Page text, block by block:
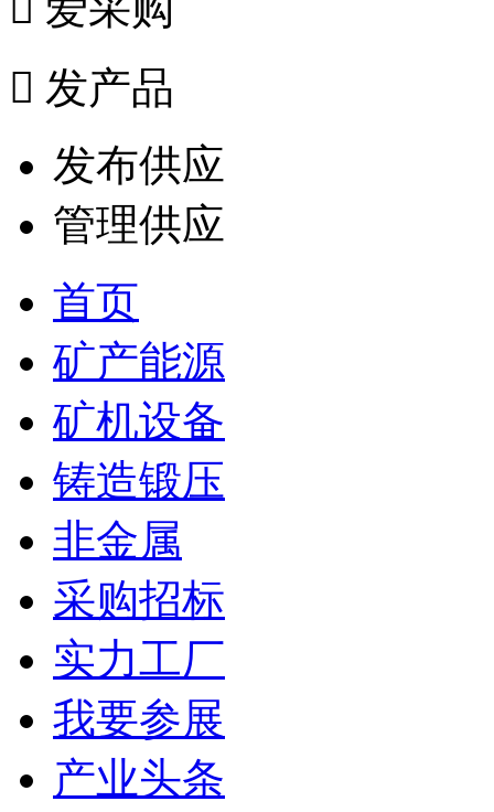
 发产品
发布供应
管理供应
首页
矿产能源
矿机设备
铸造锻压
非金属
采购招标
实力工厂
我要参展
产业头条